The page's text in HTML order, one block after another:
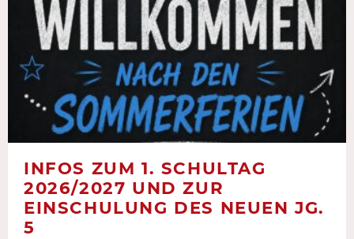
INFOS ZUM 1. SCHULTAG
2026/2027 UND ZUR
EINSCHULUNG DES NEUEN JG.
5